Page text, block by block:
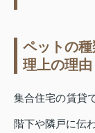
ペットの
理上の理由
集合住宅の賃貸
階下や隣戸に伝